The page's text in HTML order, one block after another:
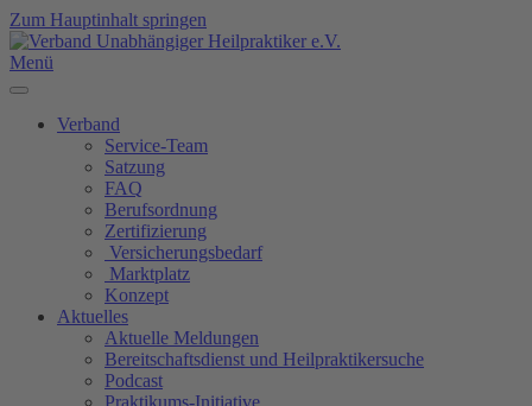
Zum Hauptinhalt springen
Menü
Verband
Service-Team
Satzung
FAQ
Berufsordnung
Zertifizierung
Versicherungsbedarf
Marktplatz
Konzept
Aktuelles
Aktuelle Meldungen
Bereitschaftsdienst und Heilpraktikersuche
Podcast
Praktikums-Initiative